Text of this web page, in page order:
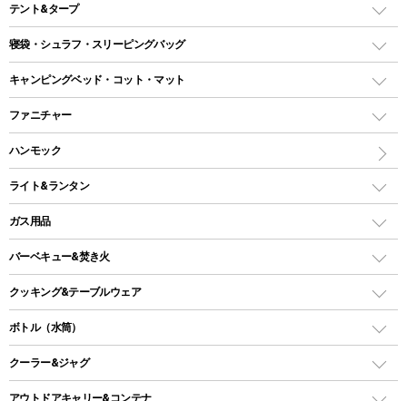
テント&タープ
テント
ツールームテント
ワンポールテント
シェルターテント
ロッジ型・オリジナルテント
タープ
スクエアタープ（レクタタープ）
メッシュタープ
自立式タープ
寝袋・シュラフ・スリーピングバッグ
レクタングラー型（封筒型）シュラフ
インナーシュラフ
キャンピングベッド・コット・マット
キャンピングベッド・コット
インフレータブルマット
ファニチャー
アウトドアテーブル
レジャーシート
ハンモック
ライト&ランタン
LEDランタン
ガスランタン
オイルランタン
LEDライト
ヘッドライト
キャンドル
ガス用品
ガスバーナー
ガス缶
ガストーチ、ライター
バーベキュー&焚き火
バーベキューコンロ、グリル
焚き火台タイプ（ロースタイル）グリル
卓上タイプグリル
パーティータイプグリル
クッキング&テーブルウェア
ダッチオーブン
ホットサンドメーカー
ボトル（水筒）
ステンレスボトル
クーラー&ジャグ
クーラーボックス
アウトドアキャリー&コンテナ